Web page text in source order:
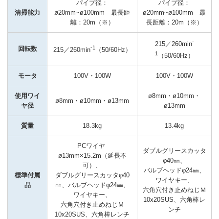
清掃能力
パイプ径：
ø20mm~ø100mm　最長距
離：20m（※）
パイプ径：
ø20mm~ø100mm　最
長距離：20m（※）
回転数 215／260min-1 （50/60Hz）
215／260min-
1（50/60Hz）
モータ 100V・100W 100V・100W
使用ワイ
ヤ径
ø8mm・ø10mm・ø13mm
ø8mm・ø10mm・
ø13mm
質量 18.3kg 13.4kg
標準付属
品
PCワイヤ
ø13mm×15.2m（延長不
可）、
ダブルグリースカッタφ40
㎜、バルブヘッドφ24㎜、
ワイヤキー、
六角穴付き止めねじＭ
10x20SUS、六角棒レンチ
ダブルグリースカッタ
φ40㎜、
バルブヘッドφ24㎜、
ワイヤキー、
六角穴付き止めねじＭ
10x20SUS、六角棒レ
ンチ